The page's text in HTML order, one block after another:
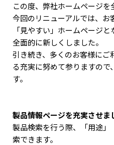
この度、弊社ホームページを
今回のリニューアルでは、お
「見やすい」ホームページ
全面的に新しくしました。
引き続き、多くのお客様に
る充実に努めて参りますので
す。
製品情報ページを充実させま
製品検索を行う際、「用途
索できます。